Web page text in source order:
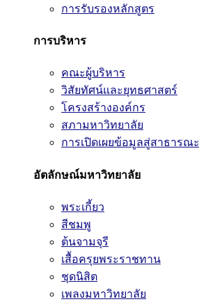
การรับรองหลักสูตร
การบริหาร
คณะผู้บริหาร
วิสัยทัศน์และยุทธศาสตร์
โครงสร้างองค์กร
สภามหาวิทยาลัย
การเปิดเผยข้อมูลสู่สาธารณะ
อัตลักษณ์มหาวิทยาลัย
พระเกี้ยว
สีชมพู
ต้นจามจุรี
เสื้อครุยพระราชทาน
ชุดนิสิต
เพลงมหาวิทยาลัย